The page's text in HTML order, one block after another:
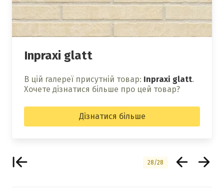
Inpraxi glatt
В цій галереї присутній товар: Inpraxi glatt.
Хочете дізнатися більше про цей товар?
Дізнатися більше
28/28